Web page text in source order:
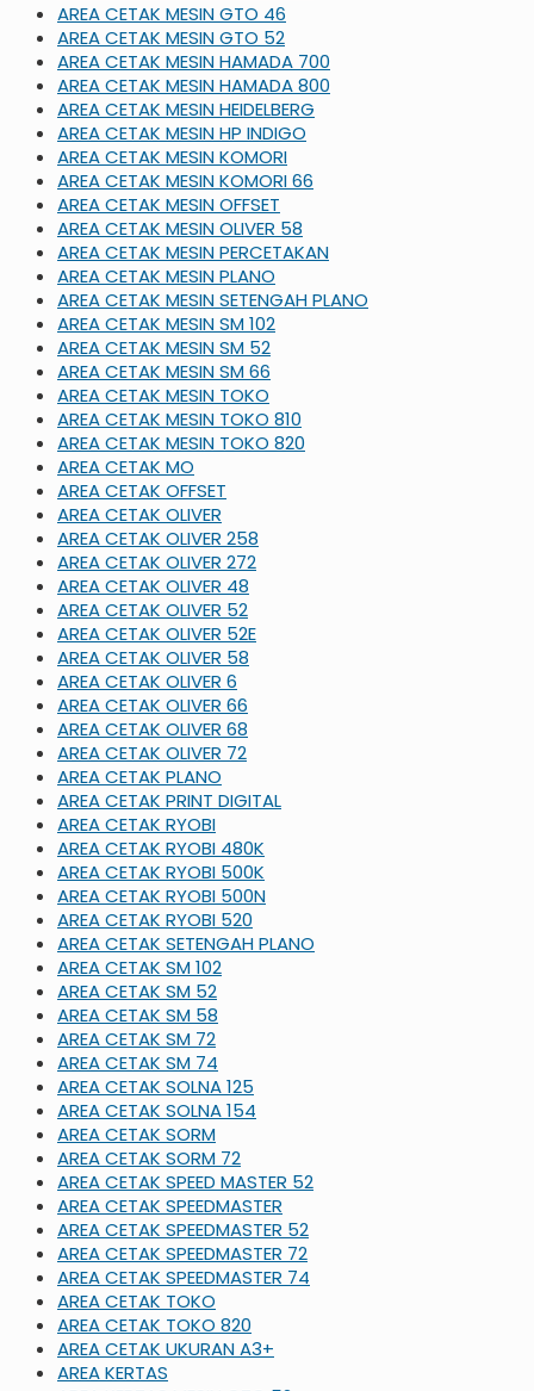
AREA CETAK MESIN GTO 46
AREA CETAK MESIN GTO 52
AREA CETAK MESIN HAMADA 700
AREA CETAK MESIN HAMADA 800
AREA CETAK MESIN HEIDELBERG
AREA CETAK MESIN HP INDIGO
AREA CETAK MESIN KOMORI
AREA CETAK MESIN KOMORI 66
AREA CETAK MESIN OFFSET
AREA CETAK MESIN OLIVER 58
AREA CETAK MESIN PERCETAKAN
AREA CETAK MESIN PLANO
AREA CETAK MESIN SETENGAH PLANO
AREA CETAK MESIN SM 102
AREA CETAK MESIN SM 52
AREA CETAK MESIN SM 66
AREA CETAK MESIN TOKO
AREA CETAK MESIN TOKO 810
AREA CETAK MESIN TOKO 820
AREA CETAK MO
AREA CETAK OFFSET
AREA CETAK OLIVER
AREA CETAK OLIVER 258
AREA CETAK OLIVER 272
AREA CETAK OLIVER 48
AREA CETAK OLIVER 52
AREA CETAK OLIVER 52E
AREA CETAK OLIVER 58
AREA CETAK OLIVER 6
AREA CETAK OLIVER 66
AREA CETAK OLIVER 68
AREA CETAK OLIVER 72
AREA CETAK PLANO
AREA CETAK PRINT DIGITAL
AREA CETAK RYOBI
AREA CETAK RYOBI 480K
AREA CETAK RYOBI 500K
AREA CETAK RYOBI 500N
AREA CETAK RYOBI 520
AREA CETAK SETENGAH PLANO
AREA CETAK SM 102
AREA CETAK SM 52
AREA CETAK SM 58
AREA CETAK SM 72
AREA CETAK SM 74
AREA CETAK SOLNA 125
AREA CETAK SOLNA 154
AREA CETAK SORM
AREA CETAK SORM 72
AREA CETAK SPEED MASTER 52
AREA CETAK SPEEDMASTER
AREA CETAK SPEEDMASTER 52
AREA CETAK SPEEDMASTER 72
AREA CETAK SPEEDMASTER 74
AREA CETAK TOKO
AREA CETAK TOKO 820
AREA CETAK UKURAN A3+
AREA KERTAS